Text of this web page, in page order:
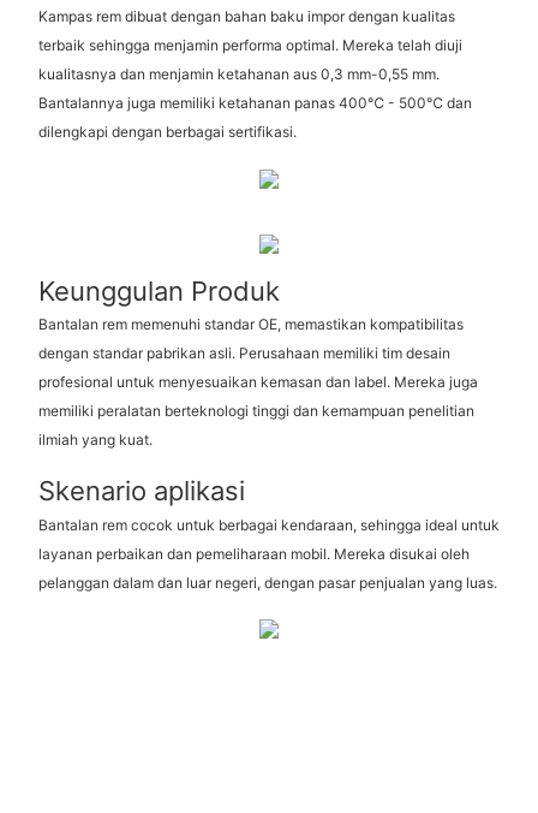
Kampas rem dibuat dengan bahan baku impor dengan kualitas
terbaik sehingga menjamin performa optimal. Mereka telah diuji
kualitasnya dan menjamin ketahanan aus 0,3 mm-0,55 mm.
Bantalannya juga memiliki ketahanan panas 400℃ - 500℃ dan
dilengkapi dengan berbagai sertifikasi.
Keunggulan Produk
Bantalan rem memenuhi standar OE, memastikan kompatibilitas
dengan standar pabrikan asli. Perusahaan memiliki tim desain
profesional untuk menyesuaikan kemasan dan label. Mereka juga
memiliki peralatan berteknologi tinggi dan kemampuan penelitian
ilmiah yang kuat.
Skenario aplikasi
Bantalan rem cocok untuk berbagai kendaraan, sehingga ideal untuk
layanan perbaikan dan pemeliharaan mobil. Mereka disukai oleh
pelanggan dalam dan luar negeri, dengan pasar penjualan yang luas.